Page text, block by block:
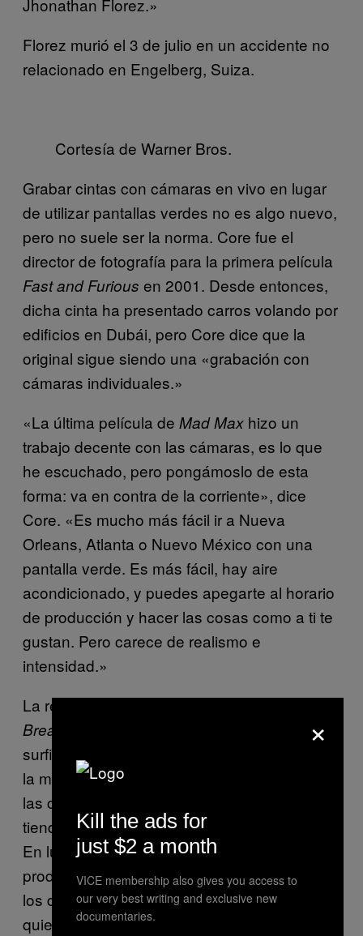
Jhonathan Florez.»
Florez murió el 3 de julio en un accidente no
relacionado en Engelberg, Suiza.
Cortesía de Warner Bros.
Grabar cintas con cámaras en vivo en lugar
de utilizar pantallas verdes no es algo nuevo,
pero no suele ser la norma. Core fue el
director de fotografía para la primera película
Fast and Furious en 2001. Desde entonces,
dicha cinta ha presentado carros volando por
edificios en Dubái, pero Core dice que la
original sigue siendo una «grabación con
cámaras individuales.»
«La última película de Mad Max hizo un
trabajo decente con las cámaras, es lo que
he escuchado, pero pongámoslo de esta
forma: va en contra de la corriente», dice
Core. «Es mucho más fácil ir a Nueva
Orleans, Atlanta o Nuevo México con una
pantalla verde. Es más fácil, hay aire
acondicionado, y puedes apegarte al horario
de producción y hacer las cosas como a ti te
gustan. Pero carece de realismo e
intensidad.»
La realidad de grabar una cinta como
Break
conlleva incidentes como cuando el
surfista profesional Laurie Towner se rompió
la mandíbula en el arrecife de Teahupoo, o
las condiciones de los sets como vivir en
tiendas de campaña en el desierto de Utah.
En lugar de los grandes equipos de
producción típicos de las películas, Core y
los demás viajaron con pocas cosas. Core,
quien trabajó como guía de montaña en los
×
Kill the ads for
just $2 a month
VICE membership also gives you access to
our very best writing and exclusive new
documentaries.